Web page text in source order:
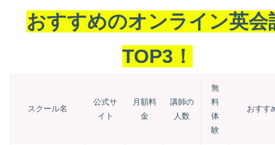
おすすめのオンライン英会
TOP3！
スクール名
公式サ
イト
月額料
金
講師の
人数
無
料
体
験
おすす